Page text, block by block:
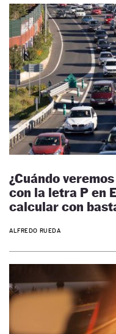
¿Cuándo
con la letra P en
calcular con
ALFREDO RUEDA